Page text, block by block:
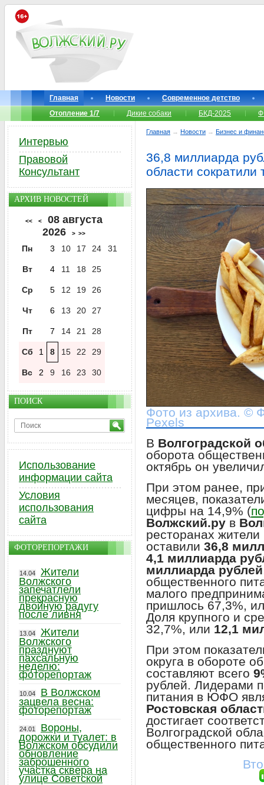
Главная Новости
Современное детство
Отопление 1/7
Дикие собаки БКД-2025
Главная → Новости → Бизнес и
36,8 миллиарда
области
Фото из архива. ©
Pexels
В Волгоградской
оборота
октябрь он
При этом ранее,
месяцев,
цифры на 14,9% (
Волжский.ру в
ресторанах
оставили 36,8
4,1 миллиарда
миллиарда рублей
общественного
малого
пришлось 67,3%,
Доля крупного и
32,7%, или 12,1
При этом
округа в обороте
составляют всего
рублей. Лидерами
питания в ЮФО
Ростовская
достигает
Волгоградской
общественного
Интервью
Правовой
Консультант
АРХИВ НОВОСТЕЙ
<< <
08 августа
2026
> >>
Пн 3 10 17 24 31
Вт 4 11 18 25
Ср 5 12 19 26
Чт 6 13 20 27
Пт 7 14 21 28
Сб 1 8 15 22 29
Вс 2 9 16 23 30
ПОИСК
Использование
информации сайта
Условия
использования
сайта
ФОТОРЕПОРТАЖИ
14.04
Жители
Волжского
запечатлели
прекрасную
двойную радугу
после ливня
13.04
Жители
Волжского
празднуют
пахсальную
неделю:
фоторепортаж
10.04
В Волжском
зацвела весна:
фоторепортаж
24.01
Вороны,
дорожки и туалет: в
Волжском обсудили
обновление
заброшенного
участка сквера на
улице Советской